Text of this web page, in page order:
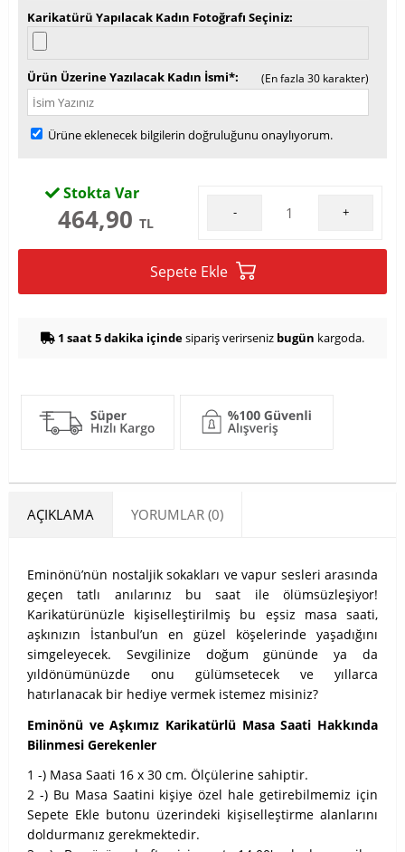
Karikatürü Yapılacak Kadın Fotoğrafı Seçiniz
Ürün Üzerine Yazılacak Kadın İsmi* (En fazla 30 karakter)
Ürüne eklenecek bilgilerin doğruluğunu onaylıyorum.
Stokta Var
464,90 TL
- +
Sepete Ekle
1 saat 5 dakika içindesipariş verirseniz bugün kargoda.
AÇIKLAMA YORUMLAR (0)
Eminönü’nün nostaljik sokakları ve vapur sesleri arasında
geçen tatlı anılarınız bu saat ile ölümsüzleşiyor!
Karikatürünüzle kişiselleştirilmiş bu eşsiz masa saati,
aşkınızın İstanbul’un en güzel köşelerinde yaşadığını
simgeleyecek. Sevgilinize doğum gününde ya da
yıldönümünüzde onu gülümsetecek ve yıllarca
hatırlanacak bir hediye vermek istemez misiniz?
Eminönü ve Aşkımız Karikatürlü Masa Saati Hakkında
Bilinmesi Gerekenler
1 -) Masa Saati 16 x 30 cm. Ölçülerine sahiptir.
2 -) Bu Masa Saatini kişiye özel hale getirebilmemiz için
Sepete Ekle butonu üzerindeki kişiselleştirme alanlarını
doldurmanız gerekmektedir.